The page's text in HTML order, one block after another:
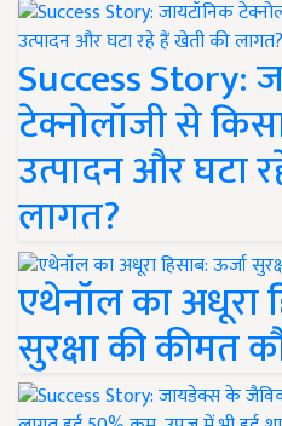
Success Story:
टेक्नोलॉजी से
उत्पादन और घटा
लागत?
एथेनॉल का अधूरा
सुरक्षा की कीमत